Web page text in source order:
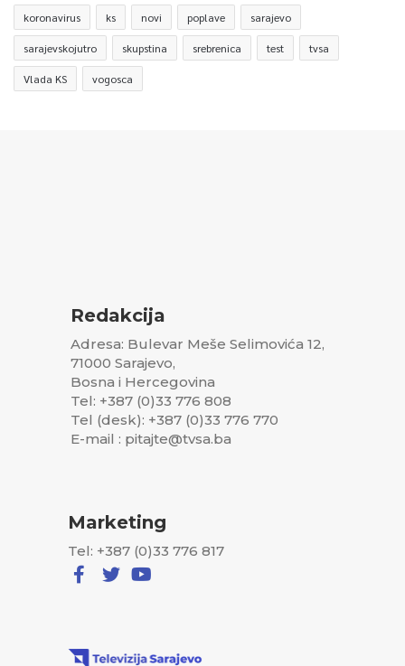
koronavirus ks novi poplave sarajevo
sarajevskojutro skupstina srebrenica test tvsa
Vlada KS vogosca
Redakcija
Adresa: Bulevar Meše Selimovića 12,
71000 Sarajevo,
Bosna i Hercegovina
Tel: +387 (0)33 776 808
Tel (desk): +387 (0)33 776 770
E-mail : pitajte@tvsa.ba
Marketing
Tel: +387 (0)33 776 817